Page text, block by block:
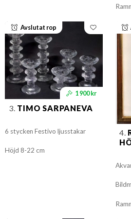
Avslutat rop
1 900 kr
3. TIMO SARPANEVA
6 stycken Festivo ljusstakar
Höjd 8-22 cm
4.